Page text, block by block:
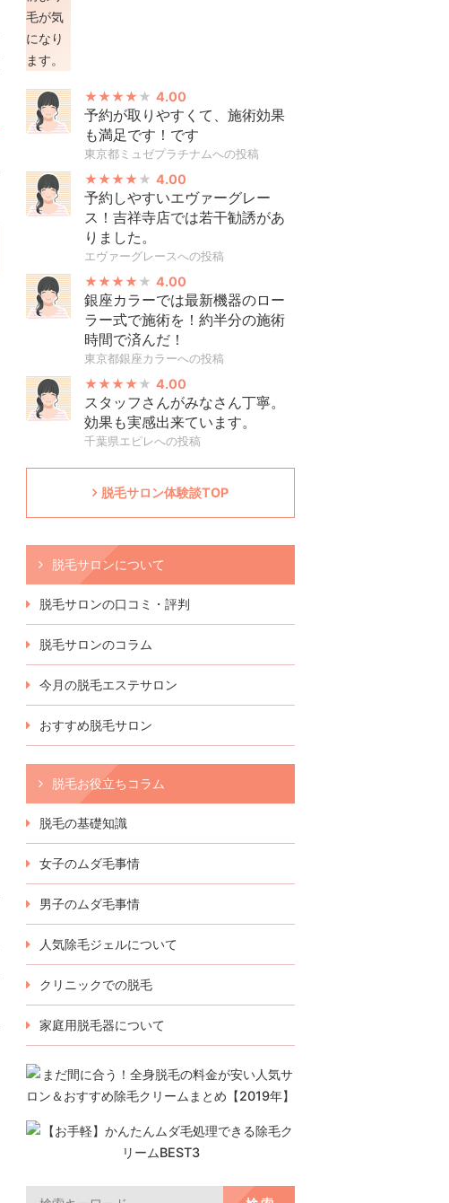
4.00
予約が取りやすくて、施術効果
も満足です！です
東京都ミュゼプラチナムへの投稿
4.00
予約しやすいエヴァーグレー
ス！吉祥寺店では若干勧誘があ
りました。
エヴァーグレースへの投稿
4.00
銀座カラーでは最新機器のロー
ラー式で施術を！約半分の施術
時間で済んだ！
東京都銀座カラーへの投稿
4.00
スタッフさんがみなさん丁寧。
効果も実感出来ています。
千葉県エピレへの投稿
脱毛サロン体験談TOP
脱毛サロンについて
脱毛サロンの口コミ・評判
脱毛サロンのコラム
今月の脱毛エステサロン
おすすめ脱毛サロン
脱毛お役立ちコラム
脱毛の基礎知識
女子のムダ毛事情
男子のムダ毛事情
人気除毛ジェルについて
クリニックでの脱毛
家庭用脱毛器について